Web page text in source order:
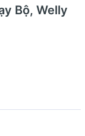
Bộ, Welly